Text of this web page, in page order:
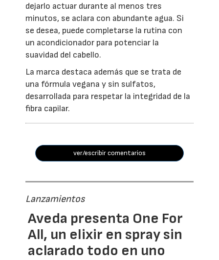
dejarlo actuar durante al menos tres
minutos, se aclara con abundante agua. Si
se desea, puede completarse la rutina con
un acondicionador para potenciar la
suavidad del cabello.
La marca destaca además que se trata de
una fórmula vegana y sin sulfatos,
desarrollada para respetar la integridad de la
fibra capilar.
ver/escribir comentarios
Lanzamientos
Aveda presenta One For
All, un elixir en spray sin
aclarado todo en uno